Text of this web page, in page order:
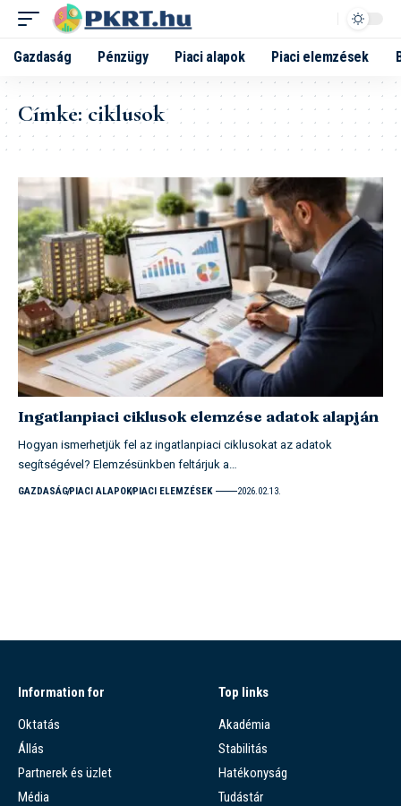
Gazdaság Pénzügy Piaci alapok Piaci elemzések
Címke:ciklusok
Ingatlanpiaci ciklusok elemzése adatok alapján
Hogyan ismerhetjük fel az ingatlanpiaci ciklusokat az adatok
segítségével? Elemzésünkben feltárjuk a…
GAZDASÁGPIACI ALAPOKPIACI ELEMZÉSEK 2026.02.13.
Information for
Oktatás
Állás
Partnerek és üzlet
Média
Top links
Akadémia
Stabilitás
Hatékonyság
Tudástár